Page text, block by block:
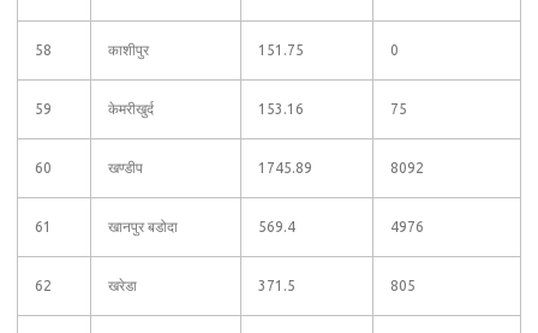
58 काशीपुर 151.75 0
59 केमरीखुर्द 153.16 75
60 खण्डीप 1745.89 8092
61 खानपुर बडोदा 569.4 4976
62 खरेडा 371.5 805